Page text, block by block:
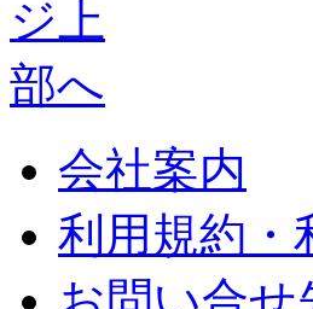
会社案内
利用規約・